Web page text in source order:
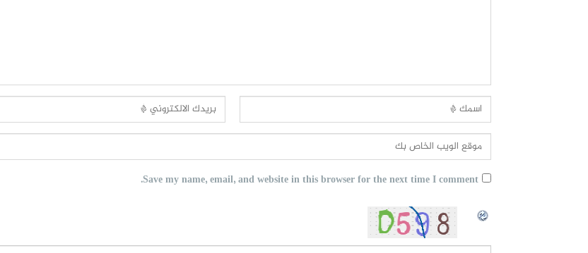
Save my name, email, and website in this browser for the next time I comment.